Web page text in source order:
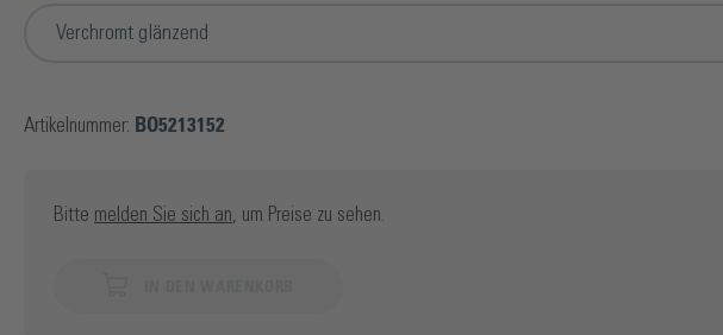
Verchromt glänzend
Artikelnummer: BO5213152
Bitte melden Sie sich an , um Preise zu sehen.